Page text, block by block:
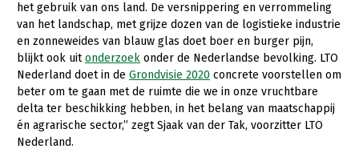
Platteland en omgeving
Mens, ondernemerschap en onderwijs
Internationaal
Sectoren
Dier
het gebruik van ons land. De versnippering en verrommeling
van het landschap, met grijze dozen van de logistieke industrie
en zonneweides van blauw glas doet boer en burger pijn,
blijkt ook uitonderzoek onder de Nederlandse bevolking. LTO
Nederland doet in de Grondvisie 2020 concrete voorstellen om
beter om te gaan met de ruimte die we in onze vruchtbare
delta ter beschikking hebben, in het belang van maatschappij
én agrarische sector,” zegt Sjaak van der Tak, voorzitter LTO
Nederland.